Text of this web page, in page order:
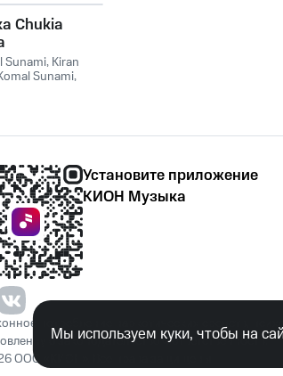
Chukia
Sunami, Kiran
Sunami,
Установите приложение
КИОН Музыка
потребление наркотических средств,
законодательством ответственность.
ООО «КИОН». Все права защищены
Мы используем куки, чтобы на